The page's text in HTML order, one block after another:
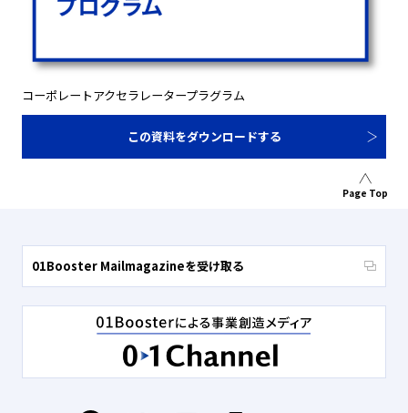
コーポレートアクセラレータープラグラム
この資料をダウンロードする
Page Top
01Booster Mailmagazineを受け取る